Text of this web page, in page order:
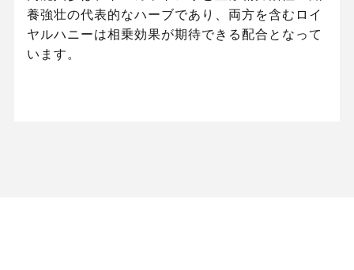
養強壮の代表的なハーブであり、両方を含むロイ
ヤルハニーは相乗効果が期待できる配合となって
います。